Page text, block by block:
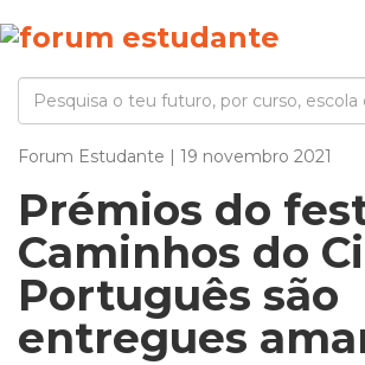
Forum Estudante | 19 novembro 2021
Prémios do
Caminhos do
Português são
entregues